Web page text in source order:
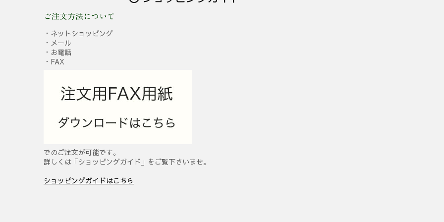
ご注文方法について
・ネットショッピング
・メール
・お電話
・FAX
でのご注文が可能です。
詳しくは「ショッピングガイド」をご覧下さいませ。
ショッピングガイドはこちら